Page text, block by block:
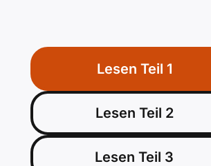
Lesen Teil 1
Lesen Teil 2
Lesen Teil 3